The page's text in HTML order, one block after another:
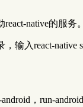
native的服务。
输入react-native
，run-